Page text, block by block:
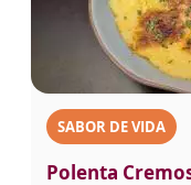
SABOR DE VIDA
Polenta